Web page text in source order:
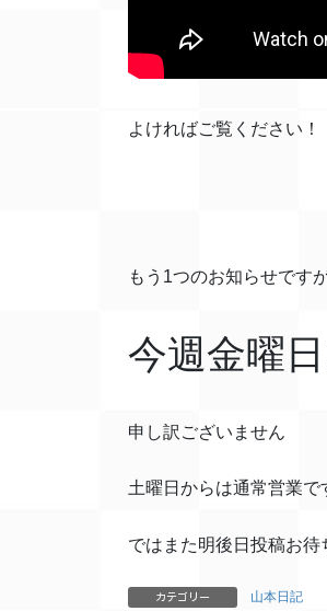
よければご覧ください！
もう1つのお知らせです
今週金曜
申し訳ございません
土曜日からは通常営業で
ではまた明後日投稿お待
カテゴリー 山本日記